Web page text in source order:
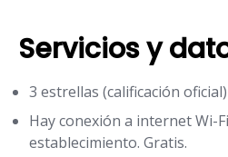
Servicios y
3 estrellas (calificación oficial)
Hay conexión a internet Wi-
establecimiento. Gratis.